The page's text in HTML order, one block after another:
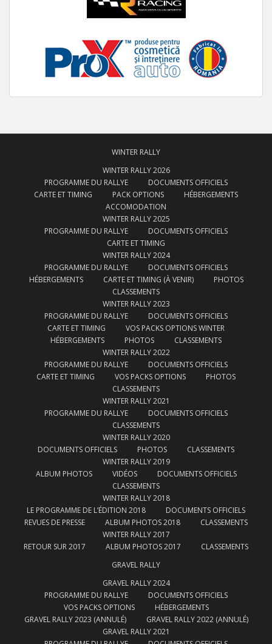
WINTER RALLY
WINTER RALLY 2026
PROGRAMME DU RALLYE
DOCUMENTS OFFICIELS
CARTE ET TIMING
PACK OPTIONS
HÉBERGEMENTS
ACCOMODATION
WINTER RALLY 2025
PROGRAMME DU RALLYE
DOCUMENTS OFFICIELS
CARTE ET TIMING
WINTER RALLY 2024
PROGRAMME DU RALLYE
DOCUMENTS OFFICIELS
HÉBERGEMENTS
CARTE ET TIMING (À VENIR)
PHOTOS
CLASSEMENTS
WINTER RALLY 2023
PROGRAMME DU RALLYE
DOCUMENTS OFFICIELS
CARTE ET TIMING
VOS PACKS OPTIONS WINTER
HÉBERGEMENTS
PHOTOS
CLASSEMENTS
WINTER RALLY 2022
PROGRAMME DU RALLYE
DOCUMENTS OFFICIELS
CARTE ET TIMING
VOS PACKS OPTIONS
PHOTOS
CLASSEMENTS
WINTER RALLY 2021
PROGRAMME DU RALLYE
DOCUMENTS OFFICIELS
CLASSEMENTS
WINTER RALLY 2020
DOCUMENTS OFFICIELS
PHOTOS
CLASSEMENTS
WINTER RALLY 2019
ALBUM PHOTOS
VIDÉOS
DOCUMENTS OFFICIELS
CLASSEMENTS
WINTER RALLY 2018
LE PROGRAMME DE L’ÉDITION 2018
DOCUMENTS OFFICIELS
REVUES DE PRESSE
ALBUM PHOTOS 2018
CLASSEMENTS
WINTER RALLY 2017
RETOUR SUR 2017
ALBUM PHOTOS 2017
CLASSEMENTS
GRAVEL RALLY
GRAVEL RALLY 2024
PROGRAMME DU RALLYE
DOCUMENTS OFFICIELS
VOS PACKS OPTIONS
HÉBERGEMENTS
GRAVEL RALLY 2023 (ANNULÉ)
GRAVEL RALLY 2022 (ANNULÉ)
GRAVEL RALLY 2021